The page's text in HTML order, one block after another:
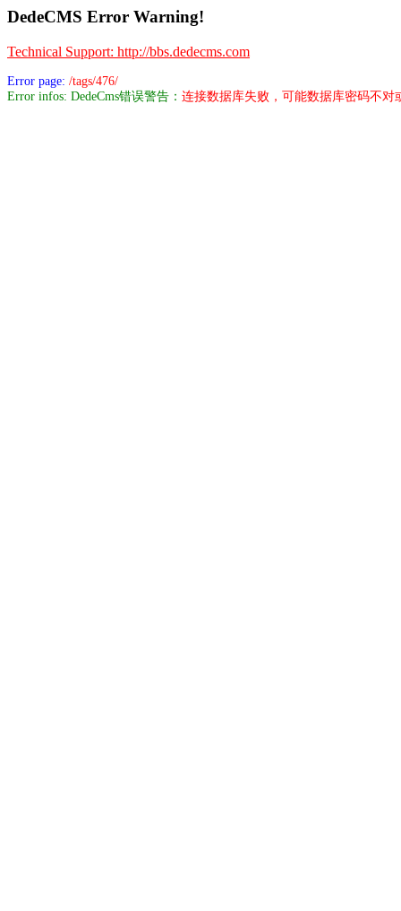
DedeCMS Error Warning!
Technical Support: http://bbs.dedecms.com
Error page: /tags/476/
Error infos: DedeCms错误警告： 连接数据库失败，可能数据库密码不对